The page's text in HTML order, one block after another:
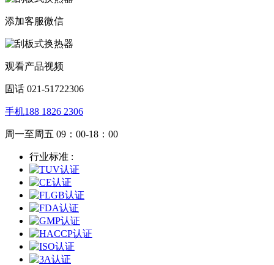
添加客服微信
观看产品视频
固话 021-51722306
手机188 1826 2306
周一至周五 09：00-18：00
行业标准 :